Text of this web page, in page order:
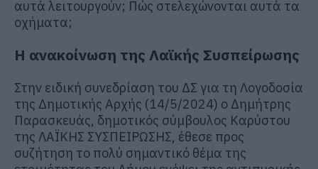
αυτά λειτουργούν; Πώς στελεχώνονται αυτά τα
οχήματα;
Η ανακοίνωση της Λαϊκής Συσπείρωσης
Στην ειδική συνεδρίαση του ΔΣ για τη Λογοδοσία
της Δημοτικής Αρχής (14/5/2024) ο Δημήτρης
Παρασκευάς, δημοτικός σύμβουλος Καρύστου
της ΛΑΪΚΗΣ ΣΥΣΠΕΙΡΩΣΗΣ, έθεσε προς
συζήτηση το πολύ σημαντικό θέμα της